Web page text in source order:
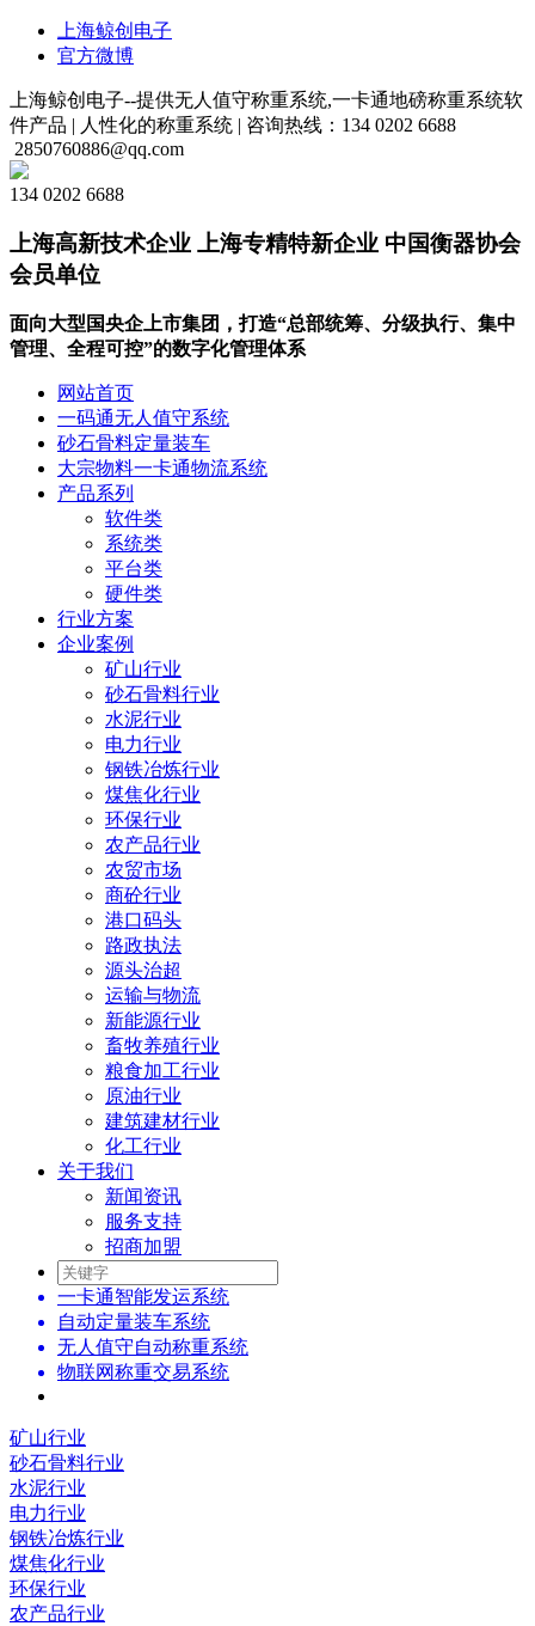
上海鲸创电子
官方微博
上海鲸创电子--提供无人值守称重系统,一卡通地磅称重系统软
件产品 | 人性化的称重系统 | 咨询热线：134 0202 6688
2850760886@qq.com
134 0202 6688
上海高新技术企业 上海专精特新企业 中国衡器协会
会员单位
面向大型国央企上市集团，打造“总部统筹、分级执行、集中
管理、全程可控”的数字化管理体系
网站首页
一码通无人值守系统
砂石骨料定量装车
大宗物料一卡通物流系统
产品系列
软件类
系统类
平台类
硬件类
行业方案
企业案例
矿山行业
砂石骨料行业
水泥行业
电力行业
钢铁冶炼行业
煤焦化行业
环保行业
农产品行业
农贸市场
商砼行业
港口码头
路政执法
源头治超
运输与物流
新能源行业
畜牧养殖行业
粮食加工行业
原油行业
建筑建材行业
化工行业
关于我们
新闻资讯
服务支持
招商加盟
一卡通智能发运系统
自动定量装车系统
无人值守自动称重系统
物联网称重交易系统
矿山行业
砂石骨料行业
水泥行业
电力行业
钢铁冶炼行业
煤焦化行业
环保行业
农产品行业